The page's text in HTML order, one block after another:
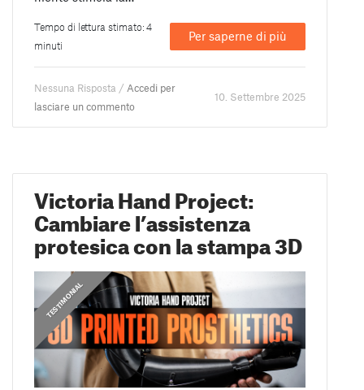
Tempo di lettura stimato: 4
minuti
Per saperne di più
Nessuna Risposta / Accedi per
lasciare un commento
10. Settembre 2025
Victoria Hand Project:
Cambiare l’assistenza
protesica con la stampa 3D
PRUSA STORIES
TESTIMONIAL